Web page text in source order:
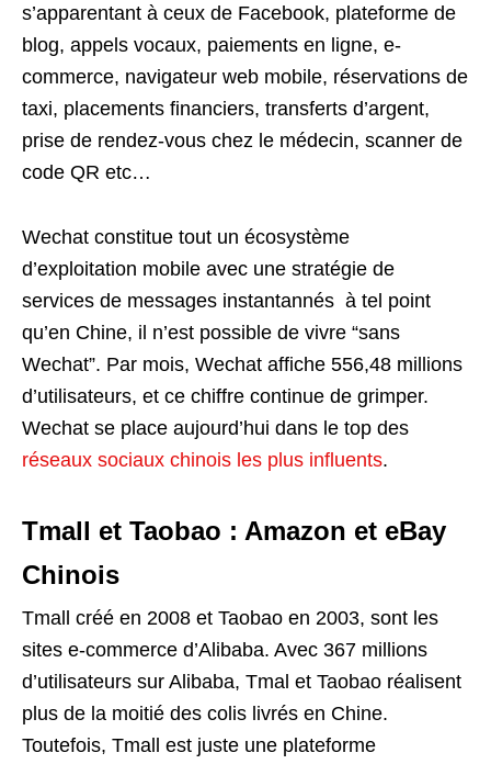
s’apparentant à ceux de Facebook, plateforme de
blog, appels vocaux, paiements en ligne, e-
commerce, navigateur web mobile, réservations de
taxi, placements financiers, transferts d’argent,
prise de rendez-vous chez le médecin, scanner de
code QR etc…
Wechat constitue tout un écosystème
d’exploitation mobile avec une stratégie de
services de messages instantannés à tel point
qu’en Chine, il n’est possible de vivre “sans
Wechat”. Par mois, Wechat affiche 556,48 millions
d’utilisateurs, et ce chiffre continue de grimper.
Wechat se place aujourd’hui dans le top des
réseaux sociaux chinois les plus influents.
Tmall et Taobao : Amazon et eBay
Chinois
Tmall créé en 2008 et Taobao en 2003, sont les
sites e-commerce d’Alibaba. Avec 367 millions
d’utilisateurs sur Alibaba, Tmal et Taobao réalisent
plus de la moitié des colis livrés en Chine.
Toutefois, Tmall est juste une plateforme